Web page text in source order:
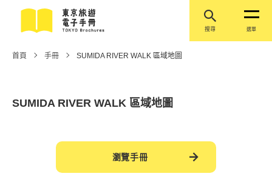
搜尋 選單
首頁 手冊 SUMIDA RIVER WALK 區域地圖
SUMIDA RIVER WALK 區域地圖
瀏覽手冊